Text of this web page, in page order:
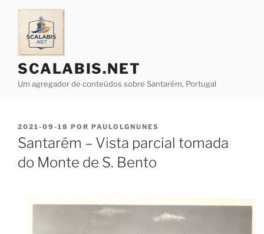
Saltar
conteúdo
SCALABIS.NET
Um agregador de conteúdos sobre Santarém, Portugal
PUBLICADO
EM
2021-09-18 POR PAULOLGNUNES
Santarém – Vista parcial tomada
do Monte de S. Bento